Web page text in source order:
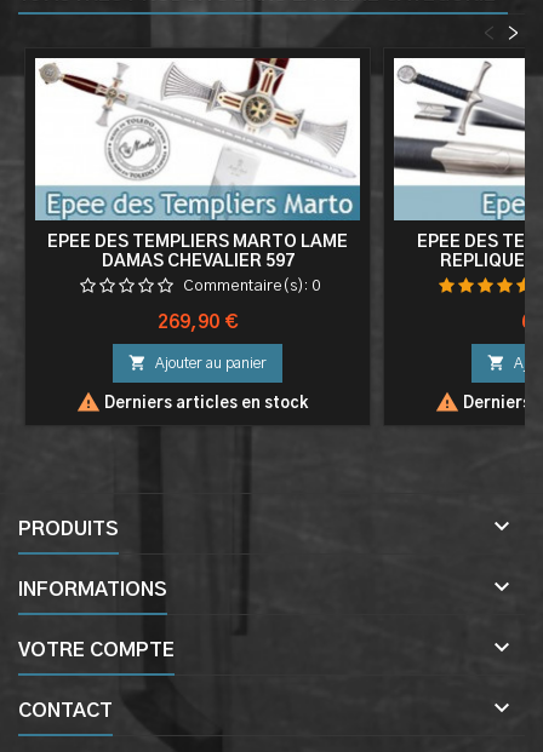
>
<
EPEE DES TEMPLIERS MARTO LAME
DAMAS CHEVALIER 597
Commentaire(s): 0
Prix
269,90 €
 Ajouter au panier
 Derniers articles en stock
EPEE DES
REPLIQUE

 Derniers
PRODUITS 
INFORMATIONS 
VOTRE COMPTE 
CONTACT 